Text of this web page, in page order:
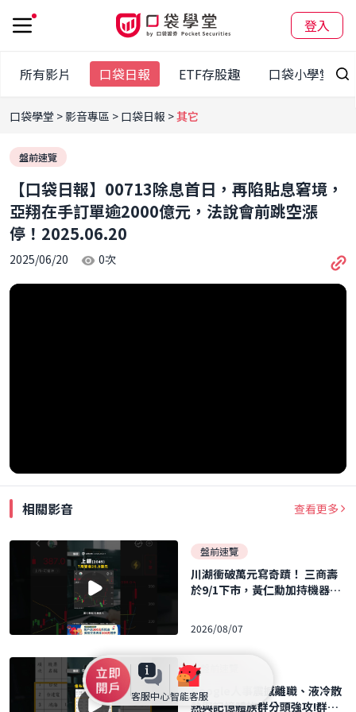
登入
客服中心智能客服
所有影片 口袋日報 ETF存股趣 口袋小學堂
口袋學堂 影音專區 口袋日報 其它
盤前速覽
【口袋日報】00713除息首日，再陷貼息窘境，
亞翔在手訂單逾2000億元，法說會前跳空漲
停！2025.06.20
2025/06/20 0次
相關影音 查看更多
盤前速覽
川湖衝破萬元寫奇蹟！ 三商壽
於9/1下市，黃仁勳加持機器人
6.08.07
2026/08/07
盤前速覽
Google人事震撼離職、液冷散
熱與記憶體族群分頭強攻!群聯